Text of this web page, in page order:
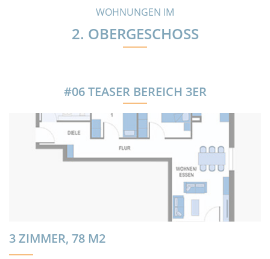
WOHNUNGEN IM
2. OBERGESCHOSS
#06 TEASER BEREICH 3ER
3 ZIMMER, 78 M2